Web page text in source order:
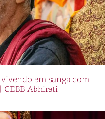
em sanga com
CEBB Abhirati